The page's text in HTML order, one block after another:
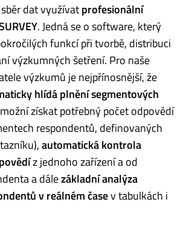
dat využívatprofesionální
. Jedná se o software, který
funkcí při tvorbě, distribuci
výzkumných šetření. Pro naše
výzkumů je nejpřínosnější, že
hlídá plnění segmentových
získat potřebný počet odpovědí
respondentů, definovaných
automatická kontrola
z jednoho zařízení a od
a dálezákladní analýza
v reálném časev tabulkách i